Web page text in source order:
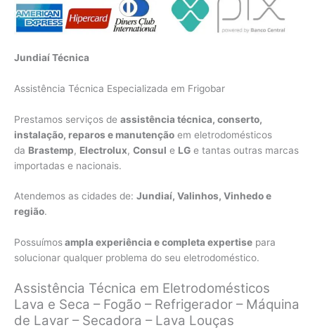
Jundiaí Técnica
Assistência Técnica Especializada em Frigobar
Prestamos serviços de assistência técnica, conserto,
instalação, reparos e manutenção em eletrodomésticos
da Brastemp, Electrolux, Consul e LG e tantas outras marcas
importadas e nacionais.
Atendemos as cidades de: Jundiaí, Valinhos, Vinhedo e
região.
Possuímosampla experiência e completa expertise para
solucionar qualquer problema do seu eletrodoméstico.
Assistência Técnica em Eletrodomésticos
Lava e Seca – Fogão – Refrigerador – Máquina
de Lavar – Secadora – Lava Louças